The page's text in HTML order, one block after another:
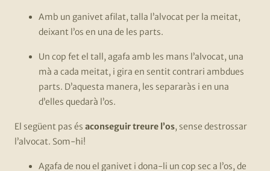
Amb un ganivet afilat, talla l’alvocat per la meitat,
deixant l’os en una de les parts.
Un cop fet el tall, agafa amb les mans l’alvocat, una
mà a cada meitat, i gira en sentit contrari ambdues
parts. D’aquesta manera, les separaràs i en una
d’elles quedarà l’os.
El següent pas és aconseguir treure l’os, sense destrossar
l’alvocat. Som-hi!
Agafa de nou el ganivet i dona-li un cop sec a l’os, de